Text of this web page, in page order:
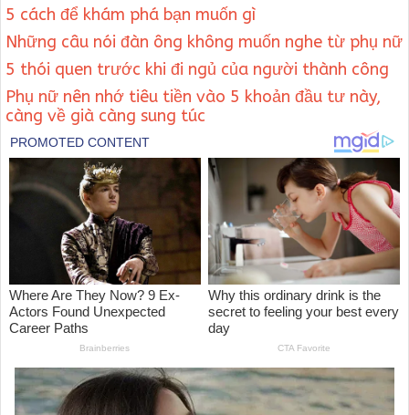
5 cách để khám phá bạn muốn gì
Những câu nói đàn ông không muốn nghe từ phụ nữ
5 thói quen trước khi đi ngủ của người thành công
Phụ nữ nên nhớ tiêu tiền vào 5 khoản đầu tư này,
càng về già càng sung túc